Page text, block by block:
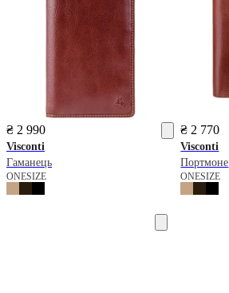
₴ 2 990
Visconti
Гаманець
ONESIZE
₴ 2 770
Visconti
Портмоне
ONESIZE